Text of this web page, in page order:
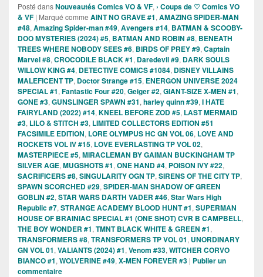
Posté dansNouveautés Comics VO & VF, › Coups de ♡ Comics VO
& VF | Marqué comme AINT NO GRAVE #1, AMAZING SPIDER-MAN
#48, Amazing Spider-man #49, Avengers #14, BATMAN & SCOOBY-
DOO MYSTERIES (2024) #5, BATMAN AND ROBIN #8, BENEATH
TREES WHERE NOBODY SEES #6, BIRDS OF PREY #9, Captain
Marvel #8, CROCODILE BLACK #1, Daredevil #9, DARK SOULS
WILLOW KING #4, DETECTIVE COMICS #1084, DISNEY VILLAINS
MALEFICENT TP, Doctor Strange #15, ENERGON UNIVERSE 2024
SPECIAL #1, Fantastic Four #20, Geiger #2, GIANT-SIZE X-MEN #1,
GONE #3, GUNSLINGER SPAWN #31, harley quinn #39, I HATE
FAIRYLAND (2022) #14, KNEEL BEFORE ZOD #5, LAST MERMAID
#3, LILO & STITCH #3, LIMITED COLLECTORS EDITION #51
FACSIMILE EDITION, LORE OLYMPUS HC GN VOL 06, LOVE AND
ROCKETS VOL IV #15, LOVE EVERLASTING TP VOL 02,
MASTERPIECE #5, MIRACLEMAN BY GAIMAN BUCKINGHAM TP
SILVER AGE, MUGSHOTS #1, ONE HAND #4, POISON IVY #22,
SACRIFICERS #8, SINGULARITY OGN TP, SIRENS OF THE CITY TP,
SPAWN SCORCHED #29, SPIDER-MAN SHADOW OF GREEN
GOBLIN #2, STAR WARS DARTH VADER #46, Star Wars High
Republic #7, STRANGE ACADEMY BLOOD HUNT #1, SUPERMAN
HOUSE OF BRAINIAC SPECIAL #1 (ONE SHOT) CVR B CAMPBELL,
THE BOY WONDER #1, TMNT BLACK WHITE & GREEN #1,
TRANSFORMERS #8, TRANSFORMERS TP VOL 01, UNORDINARY
GN VOL 01, VALIANTS (2024) #1, Venom #33, WITCHER CORVO
BIANCO #1, WOLVERINE #49, X-MEN FOREVER #3 | Publier un
commentaire